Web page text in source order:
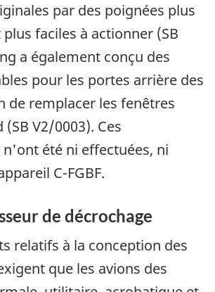
par des poignées plus
faciles à actionner (SB
a également conçu des
pour les portes arrière des
de remplacer les fenêtres
V2/0003). Ces
été ni effectuées, ni
C-FGBF.
de décrochage
relatifs à la conception des
de bas de pageque les avions des